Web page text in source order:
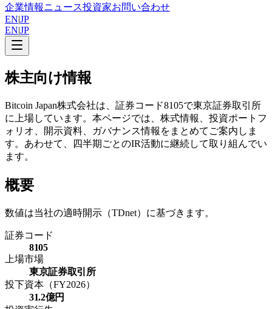
企業情報ニュース投資家お問い合わせ
EN|JP
EN|JP
株主向け情報
Bitcoin Japan株式会社は、証券コード8105で東京証券取引所
に上場しています。本ページでは、株式情報、投資ポートフ
ォリオ、開示資料、ガバナンス情報をまとめてご案内しま
す。あわせて、四半期ごとのIR活動に継続して取り組んでい
ます。
概要
数値は当社の適時開示（TDnet）に基づきます。
証券コード
8105
上場市場
東京証券取引所
投下資本（FY2026）
31.2億円